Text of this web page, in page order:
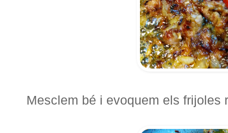
Mesclem bé i evoquem els frijoles